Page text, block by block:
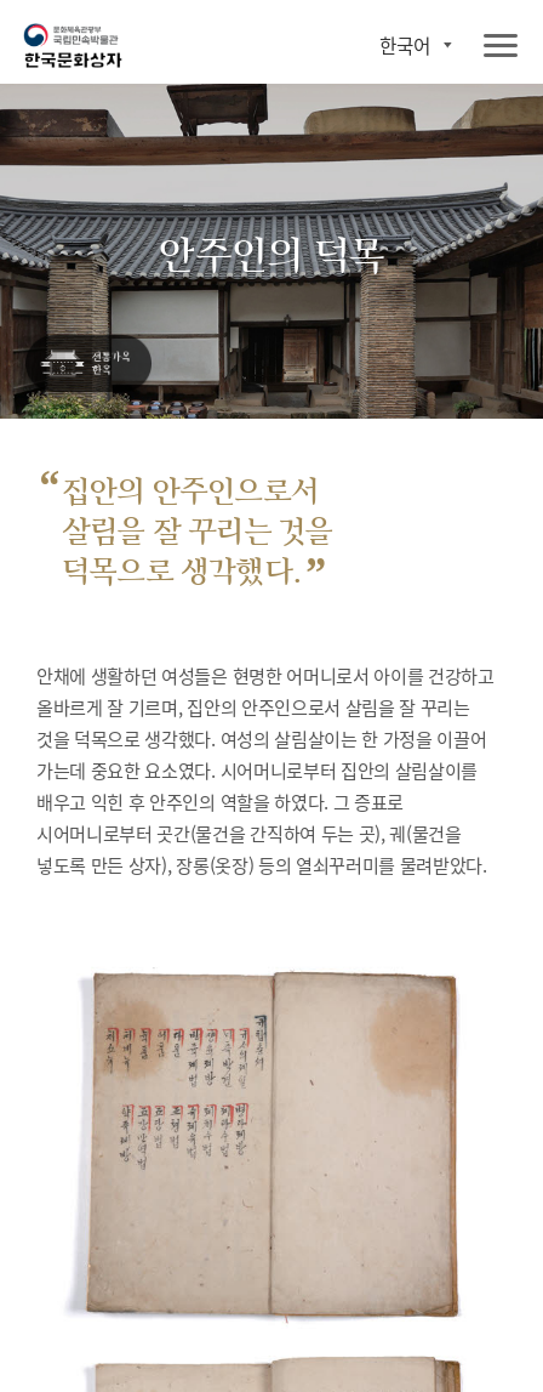
한국어
안주인의 덕목
“집안의 안주인으로서
살림을 잘 꾸리는 것을
덕목으로 생각했다. ”
안채에 생활하던 여성들은 현명한 어머니로서 아이를 건강하고
올바르게 잘 기르며, 집안의 안주인으로서 살림을 잘 꾸리는
것을 덕목으로 생각했다. 여성의 살림살이는 한 가정을 이끌어
가는데 중요한 요소였다. 시어머니로부터 집안의 살림살이를
배우고 익힌 후 안주인의 역할을 하였다. 그 증표로
시어머니로부터 곳간(물건을 간직하여 두는 곳), 궤(물건을
넣도록 만든 상자), 장롱(옷장) 등의 열쇠꾸러미를 물려받았다.